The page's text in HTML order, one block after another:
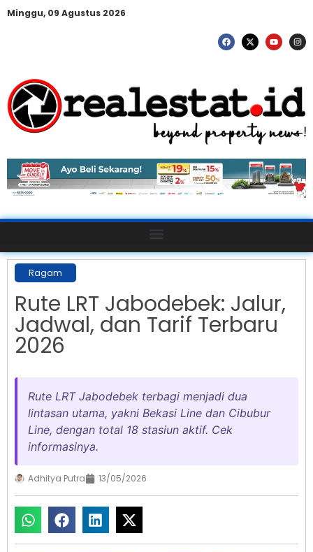
Minggu, 09 Agustus 2026
Ragam
Rute LRT Jabodebek: Jalur,
Jadwal, dan Tarif Terbaru
2026
Rute LRT Jabodebek terbagi menjadi dua
lintasan utama, yakni Bekasi Line dan Cibubur
Line, dengan total 18 stasiun aktif. Cek
informasinya.
Adhitya Putra 13/05/2026